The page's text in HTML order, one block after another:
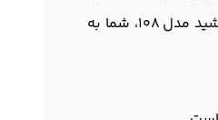
کارتریج با هدف ارائه کارایی بهتر و صرفه‌جویی اقتصادی طراحی شده و به‌خصوص برای دستگاه‌های پرینترهای لیزری مناسب است. با انتخاب کارتریج آفشید مدل 108، شما به